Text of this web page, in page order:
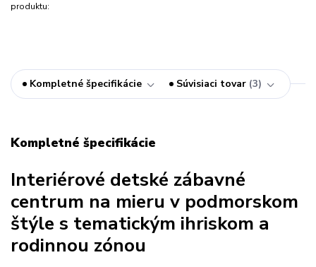
produktu:
Kompletné špecifikácie Súvisiaci tovar 3
Kompletné špecifikácie
Interiérové detské zábavné
centrum na mieru v podmorskom
štýle s tematickým ihriskom a
rodinnou zónou